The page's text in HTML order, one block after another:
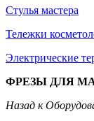
Стулья мастера
Тележки
Электрические
ФРЕЗЫ ДЛЯ
Назад к